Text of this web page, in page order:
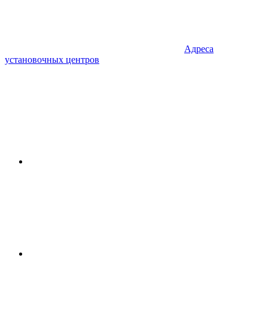
Адреса
установочных центров